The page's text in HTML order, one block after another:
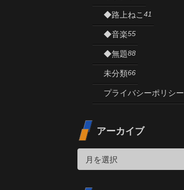
◆路上ねこ 41
◆音楽55
◆無題88
未分類66
プライバシーポリシー
アーカイブ